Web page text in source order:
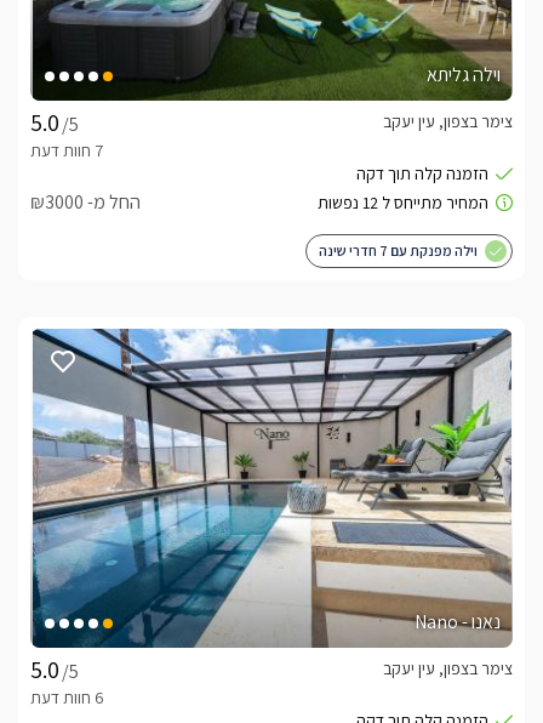
וילה גליתא
/5
צימר בצפון, עין יעקב
החל מ- ₪3000
וילה מפנקת עם 7 חדרי שינה
נאנו - Nano
/5
צימר בצפון, עין יעקב